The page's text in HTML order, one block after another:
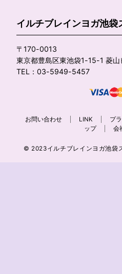
イルチブレインヨガ池袋
〒170-0013
東京都豊島区東池袋1-15-1 菱
TEL：03-5949-5457
お問い合わせ LINK プ
ップ
会
© 2023イルチブレインヨガ池袋